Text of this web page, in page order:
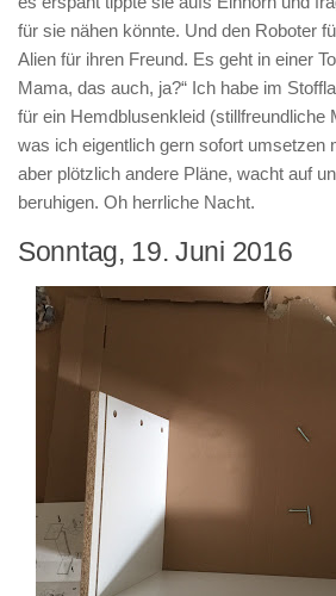
für sie nähen könnte. Und den Roboter
Alien für ihren Freund. Es geht in einer
Mama, das auch, ja?“ Ich habe im
für ein Hemdblusenkleid (stillfreundliche
was ich eigentlich gern sofort umsetzen
aber plötzlich andere Pläne, wacht auf
beruhigen. Oh herrliche Nacht.
Sonntag, 19. Juni 2016